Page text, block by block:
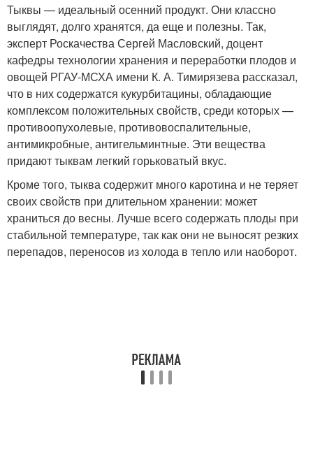
Тыквы — идеальный осенний продукт. Они классно
выглядят, долго хранятся, да еще и полезны. Так,
эксперт Роскачества Сергей Масловский, доцент
кафедры технологии хранения и переработки плодов и
овощей РГАУ-МСХА имени К. А. Тимирязева рассказал,
что в них содержатся кукурбитацины, обладающие
комплексом положительных свойств, среди которых —
противоопухолевые, противовоспалительные,
антимикробные, антигельминтные. Эти вещества
придают тыквам легкий горьковатый вкус.
Кроме того, тыква содержит много каротина и не теряет
своих свойств при длительном хранении: может
храниться до весны. Лучше всего содержать плоды при
стабильной температуре, так как они не выносят резких
перепадов, переносов из холода в тепло или наоборот.